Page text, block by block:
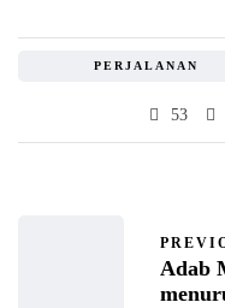
PERJALANAN
53
Adab